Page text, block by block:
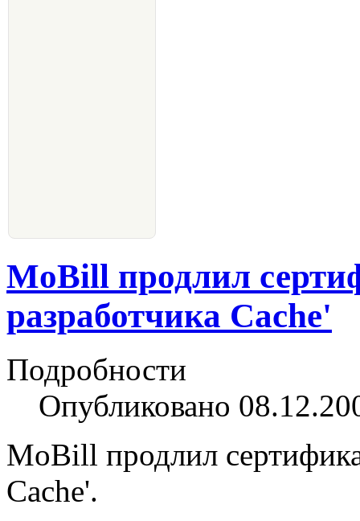
MoBill продлил
разработчика Cache'
Подробности
Опубликовано
MoBill продлил
Cache'.